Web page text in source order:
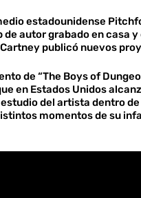
estadounidense
de autor grabado en casa
publicó nuevos
de “The Boys of
en Estados Unidos
del artista dentro
momentos de su